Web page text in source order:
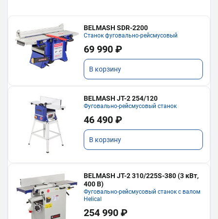
BELMASH SDR-2200
Станок фуговально-рейсмусовый
69 990 ₽
В корзину
BELMASH JT-2 254/120
Фуговально-рейсмусовый станок
46 490 ₽
В корзину
BELMASH JT-2 310/225S-380 (3 кВт,
400 В)
Фуговально-рейсмусовый станок с валом
Helical
254 990 ₽